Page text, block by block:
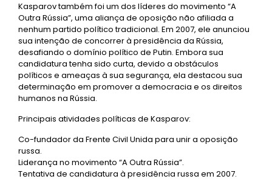
Kasparov também foi um dos líderes do movimento “A
Outra Rússia”, uma aliança de oposição não afiliada a
nenhum partido político tradicional. Em 2007, ele anunciou
sua intenção de concorrer à presidência da Rússia,
desafiando o domínio político de Putin. Embora sua
candidatura tenha sido curta, devido a obstáculos
políticos e ameaças à sua segurança, ela destacou sua
determinação em promover a democracia e os direitos
humanos na Rússia.
Principais atividades políticas de Kasparov:
Co-fundador da Frente Civil Unida para unir a oposição
russa.
Liderança no movimento “A Outra Rússia”.
Tentativa de candidatura à presidência russa em 2007.